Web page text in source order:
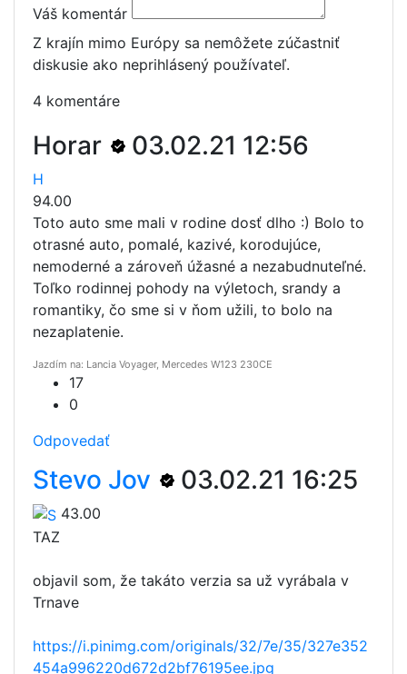
Váš komentár
Z krajín mimo Európy sa nemôžete zúčastniť
diskusie ako neprihlásený používateľ.
4 komentáre
Horar 03.02.21 12:56
H
94.00
Toto auto sme mali v rodine dosť dlho :) Bolo to
otrasné auto, pomalé, kazivé, korodujúce,
nemoderné a zároveň úžasné a nezabudnuteľné.
Toľko rodinnej pohody na výletoch, srandy a
romantiky, čo sme si v ňom užili, to bolo na
nezaplatenie.
Jazdím na: Lancia Voyager, Mercedes W123 230CE
17
0
Odpovedať
Stevo Jov 03.02.21 16:25
43.00
TAZ
objavil som, že takáto verzia sa už vyrábala v
Trnave
https://i.pinimg.com/originals/32/7e/35/327e352
454a996220d672d2bf76195ee.jpg